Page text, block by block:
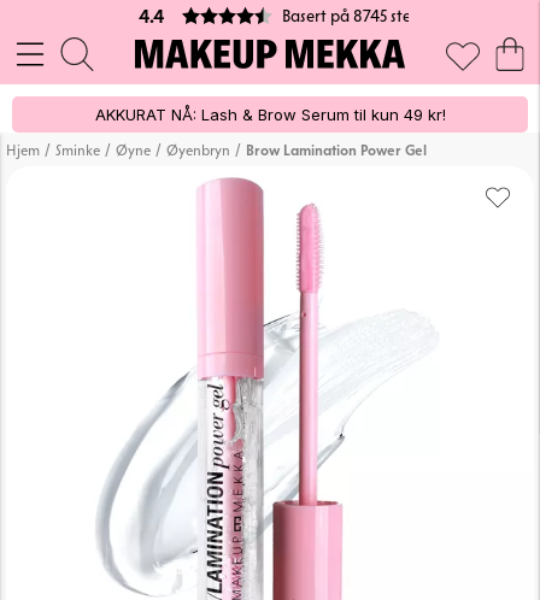
4.4 Basert på 8745 stemmer
AKKURAT NÅ: Lash & Brow Serum til kun 49 kr!
Hjem / Sminke / Øyne / Øyenbryn / Brow Lamination Power Gel